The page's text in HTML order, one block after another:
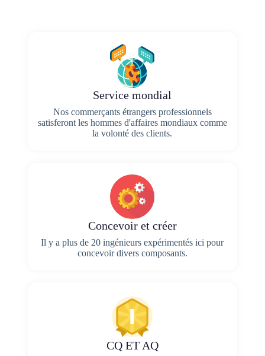
Service mondial
Nos commerçants étrangers professionnels
satisferont les hommes d'affaires mondiaux comme
la volonté des clients.
Concevoir et créer
Il y a plus de 20 ingénieurs expérimentés ici pour
concevoir divers composants.
CQ ET AQ